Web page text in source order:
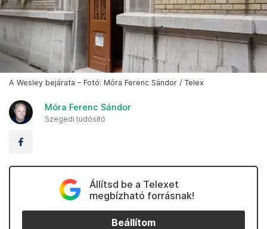
A Wesley bejárata – Fotó: Móra Ferenc Sándor / Telex
Móra Ferenc Sándor
Szegedi tudósító
Állítsd be a Telexet
megbízható forrásnak!
Beállítom